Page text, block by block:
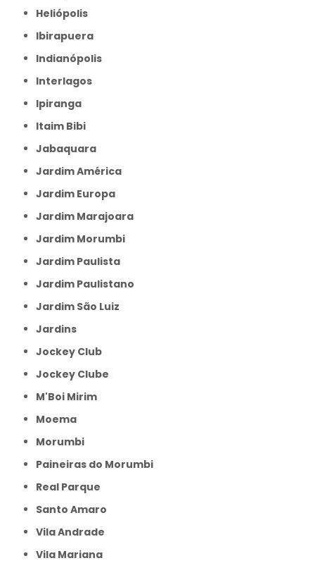
Heliópolis
Ibirapuera
Indianópolis
Interlagos
Ipiranga
Itaim Bibi
Jabaquara
Jardim América
Jardim Europa
Jardim Marajoara
Jardim Morumbi
Jardim Paulista
Jardim Paulistano
Jardim São Luiz
Jardins
Jockey Club
Jockey Clube
M'Boi Mirim
Moema
Morumbi
Paineiras do Morumbi
Real Parque
Santo Amaro
Vila Andrade
Vila Mariana